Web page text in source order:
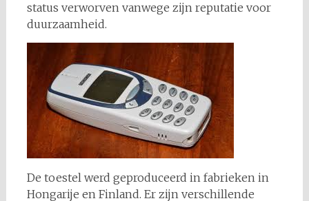
status verworven vanwege zijn reputatie voor
duurzaamheid.
De toestel werd geproduceerd in fabrieken in
Hongarije en Finland. Er zijn verschillende